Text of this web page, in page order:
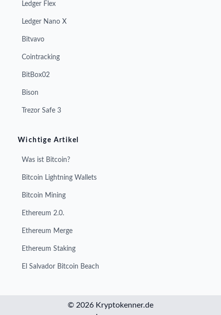
Ledger Flex
Ledger Nano X
Bitvavo
Cointracking
BitBox02
Bison
Trezor Safe 3
Wichtige Artikel
Was ist Bitcoin?
Bitcoin Lightning Wallets
Bitcoin Mining
Ethereum 2.0.
Ethereum Merge
Ethereum Staking
El Salvador Bitcoin Beach
© 2026 Kryptokenner.de